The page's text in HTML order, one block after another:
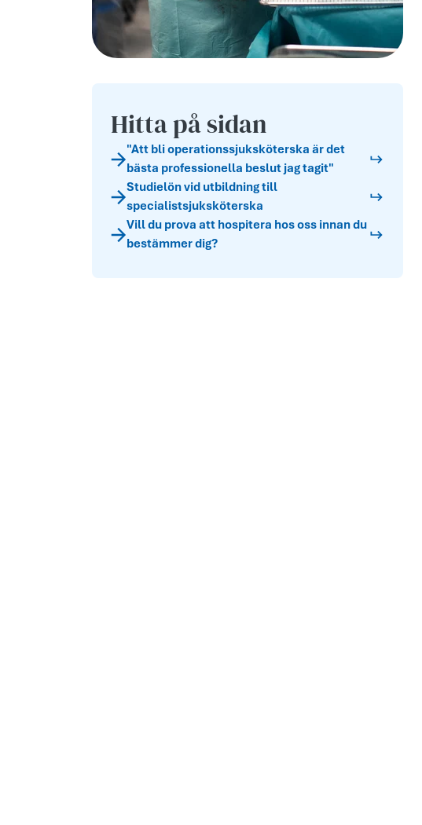
Hitta på sidan
"Att bli operationssjuksköterska är det
bästa professionella beslut jag tagit"
Studielön vid utbildning till
specialistsjuksköterska
Vill du prova att hospitera hos oss innan du
bestämmer dig?